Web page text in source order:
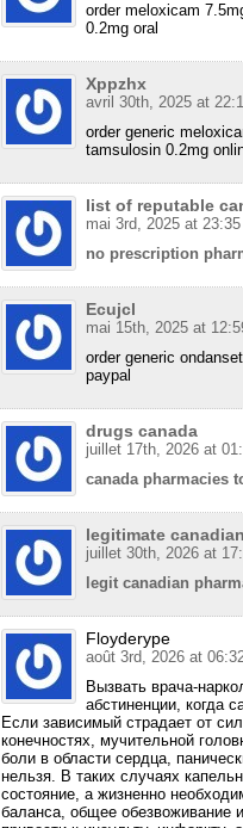
order meloxicam
0.2mg oral
Xppzhx
avril 30th, 2025 at
order generic
tamsulosin 0.2mg
list of reputable
mai 3rd, 2025 at 23:35
no prescription
Ecujcl
mai 15th, 2025 at
order generic
paypal
drugs canada
juillet 17th, 2026 at
canada pharmacies
legitimate
juillet 30th, 2026 at
legit canadian
Floyderype
août 3rd, 2026 at
Вызвать врача-
абстиненции, когда
Если зависимый страдает от
конечностях, мучительной
боли в области сердца,
нельзя. В таких случаях
состояние, а жизненно
баланса, общее обезвоживание